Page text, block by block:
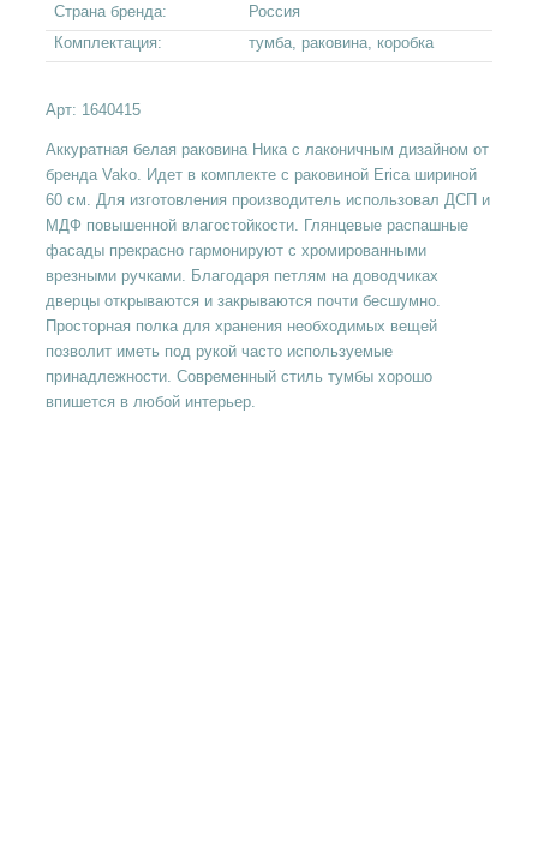
Страна бренда:
Россия
Комплектация:
тумба, раковина, коробка
Арт: 1640415
Аккуратная белая раковина Ника с лаконичным дизайном от
бренда Vako. Идет в комплекте с раковиной Erica шириной
60 см. Для изготовления производитель использовал ДСП и
МДФ повышенной влагостойкости. Глянцевые распашные
фасады прекрасно гармонируют с хромированными
врезными ручками. Благодаря петлям на доводчиках
дверцы открываются и закрываются почти бесшумно.
Просторная полка для хранения необходимых вещей
позволит иметь под рукой часто используемые
принадлежности. Современный стиль тумбы хорошо
впишется в любой интерьер.